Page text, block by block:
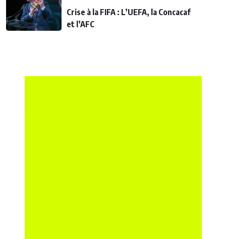
Crise à la FIFA : L’UEFA, la Concacaf
et l’AFC